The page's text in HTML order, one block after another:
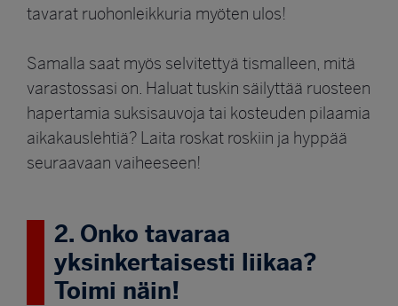
tavarat ruohonleikkuria myöten ulos!
Samalla saat myös selvitettyä tismalleen, mitä
varastossasi on. Haluat tuskin säilyttää ruosteen
hapertamia suksisauvoja tai kosteuden pilaamia
aikakauslehtiä? Laita roskat roskiin ja hyppää
seuraavaan vaiheeseen!
2. Onko tavaraa
yksinkertaisesti liikaa?
Toimi näin!